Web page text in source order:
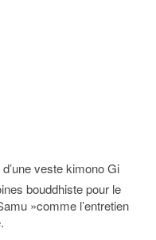
veste kimono Gi
bouddhiste pour le
»comme l’entretien